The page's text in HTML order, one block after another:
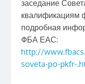
заседание
квалификациям
подробная
ФБА ЕАС:
http://
soveta-po-pkfr-